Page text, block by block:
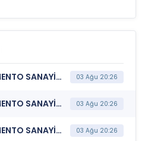
***CIMSA*** ÇİMSA ÇİMENTO SANAYİ VE TİCARET A.Ş. (Katılım Finansı İlkeleri Bilgi Formu ) 03 Ağu 20:26
***CIMSA*** ÇİMSA ÇİMENTO SANAYİ VE TİCARET A.Ş. (Özel Durum Açıklaması (Genel)) 03 Ağu 20:26
***CIMSA*** ÇİMSA ÇİMENTO SANAYİ VE TİCARET A.Ş. (Faaliyet Raporu (Konsolide)) 03 Ağu 20:26